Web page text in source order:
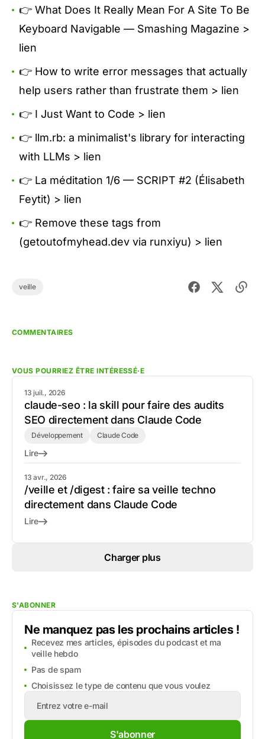
👉 What Does It Really Mean For A Site To Be
Keyboard Navigable — Smashing Magazine >
lien
👉 How to write error messages that actually
help users rather than frustrate them > lien
👉 I Just Want to Code > lien
👉 llm.rb: a minimalist's library for interacting
with LLMs > lien
👉 La méditation 1/6 — SCRIPT #2 (Élisabeth
Feytit) > lien
👉 Remove these tags from
(getoutofmyhead.dev via runxiyu) > lien
veille
COMMENTAIRES
VOUS POURRIEZ ÊTRE INTÉRESSÉ·E
13 juil., 2026
claude-seo : la skill pour faire des audits
SEO directement dans Claude Code
Développement Claude Code
Lire
13 avr., 2026
/veille et /digest : faire sa veille techno
directement dans Claude Code
Lire
Charger plus
S'ABONNER
Ne manquez pas les prochains articles !
Recevez mes articles, épisodes du podcast et ma
veille hebdo
Pas de spam
Choisissez le type de contenu que vous voulez
S'abonner